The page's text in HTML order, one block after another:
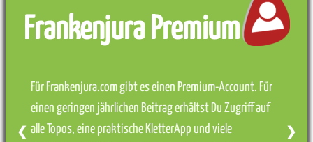
Frankenjura Premium
Für Frankenjura.com gibt es einen Premium-Account. Für
einen geringen jährlichen Beitrag erhältst Du Zugriff auf
alle Topos, eine praktische KletterApp und viele
❮ ❯